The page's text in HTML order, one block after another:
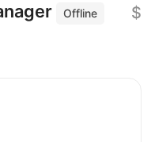
Offline
$